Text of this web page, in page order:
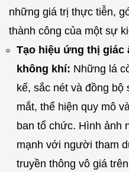
những giá trị thực tiễn,
thành công của một sự
Tạo hiệu ứng thị giác
không khí: Những lá
kế, sắc nét và đồng
mắt, thể hiện quy mô
ban tổ chức. Hình ảnh
mạnh với người tham
truyền thông vô giá